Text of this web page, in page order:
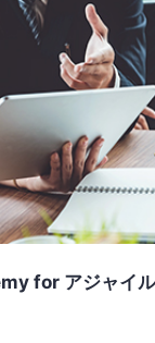
for アジャイル